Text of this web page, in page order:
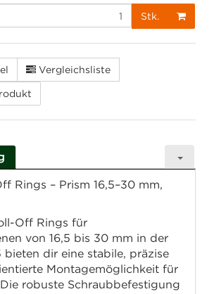
Stk.
Vergleichsliste
Rings – Prism 16,5–30 mm,
Off Rings für
von 16,5 bis 30 mm in der
bieten dir eine stabile, präzise
Montagemöglichkeit für
robuste Schraubbefestigung